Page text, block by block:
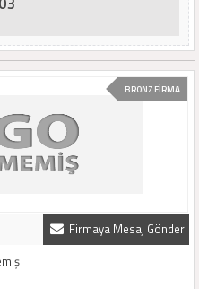
BRONZ FİRMA
Firmaya Mesaj Gönder